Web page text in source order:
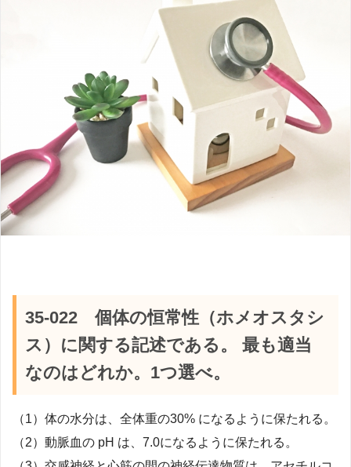
35-022 個体の恒常性（ホメオスタシ
ス）に関する記述である。 最も適当
なのはどれか。1つ選べ。
（1）体の水分は、全体重の30% になるように保たれる。
（2）動脈血の pH は、7.0になるように保たれる。